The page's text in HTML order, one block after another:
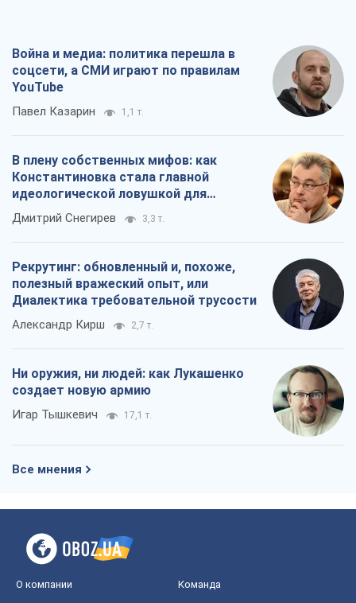
Война и медиа: политика перешла в
соцсети, а СМИ играют по правилам
YouTube
Павел Казарин 1,1 т.
В плену собственных мифов: как
Константиновка стала главной
идеологической ловушкой для
российских оккупантов
Дмитрий Снегирев 3,3 т.
Рекрутинг: обновленный и, похоже,
полезный вражеский опыт, или
Диалектика требовательной трусости
Александр Кирш 2,7 т.
Ни оружия, ни людей: как Лукашенко
создает новую армию
Игар Тышкевич 17,1 т.
Все мнения
О компании Команда